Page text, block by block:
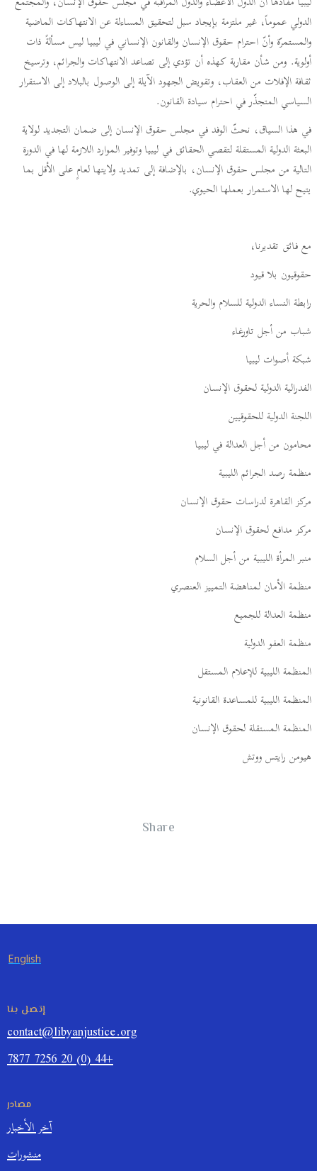
الدولي عموماً، غير ملتزمة بإيجاد سبل لتحقيق المساءلة عن الانتهاكات الماضية
والمستمرّة وأنّ احترام حقوق الإنسان والقانون الإنساني في ليبيا ليس مسألةً ذات
أولوية. ومن شأن مقاربة كهذه أن تؤدي إلى تصاعد الانتهاكات والجرائم، وترسيخ
ثقافة الإفلات من العقاب، وتقويض الجهود الآيلة إلى الوصول بالبلاد إلى الاستقرار
السياسي المتجذّر في احترام سيادة القانون.
في هذا السياق، نحثّ الوفد في مجلس حقوق الإنسان إلى ضمان التجديد لولاية
البعثة الدولية المستقلة لتقصي الحقائق في ليبيا وتوفير الموارد اللازمة لها في الدورة
التالية من مجلس حقوق الإنسان، بالإضافة إلى تمديد ولايتها لعامٍ على الأقل بما
يتيح لها الاستمرار بعملها الحيوي.
مع فائق تقديرنا،
حقوقيون بلا قيود
رابطة النساء الدولية للسلام والحرية
شباب من أجل تاورغاء
شبكة أصوات ليبيا
الفدرالية الدولية لحقوق الإنسان
اللجنة الدولية للحقوقيين
محامون من أجل العدالة في ليبيا
منظمة رصد الجرائم الليبية
مركز القاهرة لدراسات حقوق الإنسان
مركز مدافع لحقوق الإنسان
منبر المرأة الليبية من أجل السلام
منظمة الأمان لمناهضة التمييز العنصري
منظمة العدالة للجميع
منظمة العفو الدولية
المنظمة الليبية للإعلام المستقل
المنظمة الليبية للمساعدة القانونية
المنظمة المستقلة لحقوق الإنسان
هيومن رايتس ووتش
Share
English
إتصل بنا
contact@libyanjustice.org
+44 (0) 20 7256 7877
مصادر
آخر الأخبار
منشورات